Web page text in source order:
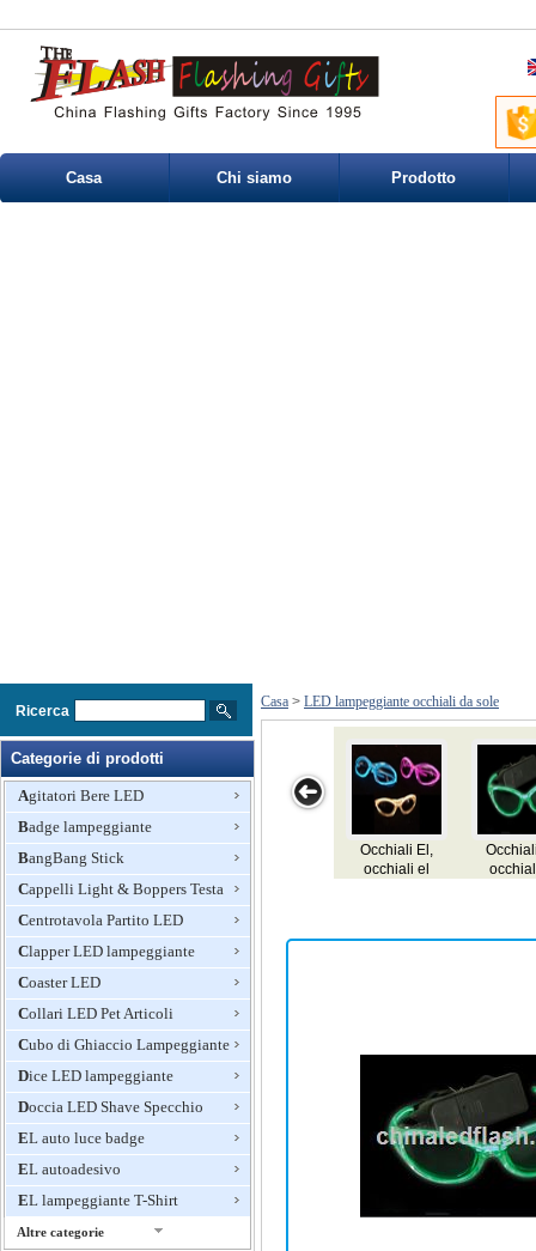
Casa Chi siamo Prodotto
Ricerca
Categorie di prodotti
Agitatori Bere LED
Badge lampeggiante
BangBang Stick
Cappelli Light & Boppers Testa
Centrotavola Partito LED
Clapper LED lampeggiante
Coaster LED
Collari LED Pet Articoli
Cubo di Ghiaccio Lampeggiante
Dice LED lampeggiante
Doccia LED Shave Specchio
EL auto luce badge
EL autoadesivo
EL lampeggiante T-Shirt
Altre categorie
Casa > LED lampeggiante occhiali da sole
Occhiali El,
occhiali el
lampeggianti
lampeggianti,
messaggi,
bicchieri di
illuminazione
Occhiali El,
Occhiali Led
lampeggiante